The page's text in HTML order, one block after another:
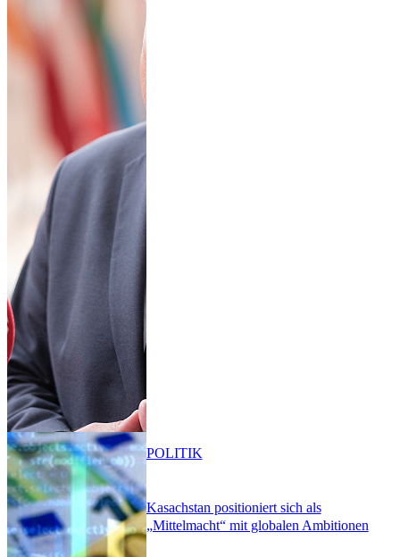
Kasachstan positioniert sich als
„Mittelmacht“ mit globalen Ambitionen
POLITIK